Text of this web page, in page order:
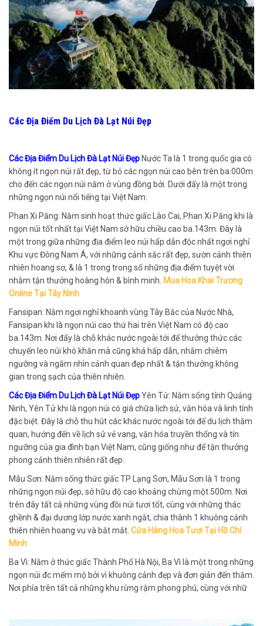
Các Địa Điểm Du Lịch Đà Lạt Núi Đẹp
Các Địa Điểm Du Lịch Đà Lạt Núi Đẹp Nước Ta là 1 trong quốc gia có
không ít ngọn núi rất đẹp, từ bỏ các ngọn núi cao bên trên ba.000m
cho đến các ngọn núi nằm ở vùng đồng bởi. Dưới đấy là một trong
những ngọn núi nổi tiếng tại Việt Nam:
Phan Xi Păng: Nằm sinh hoạt thức giấc Lào Cai, Phan Xi Păng khi là
ngọn núi tốt nhất tại Việt Nam sở hữu chiều cao ba.143m. Đây là
một trong giữa những địa điểm leo núi hấp dẫn độc nhất ngơi nghỉ
Khu vực Đông Nam Á, với những cảnh sắc rất đẹp, sườn cảnh thiên
nhiên hoang sơ, & là 1 trong trong số những địa điểm tuyệt vời
nhằm tận thưởng hoàng hôn & bình minh. Mua Hoa Khai Trương
Online Tại Tây Ninh
Fansipan: Nằm ngơi nghỉ khoanh vùng Tây Bắc của Nước Nhà,
Fansipan khi là ngọn núi cao thứ hai trên Việt Nam có độ cao
ba.143m. Nơi đấy là chỗ khác nước ngoài tới để thưởng thức các
chuyến leo núi khó khăn mà cũng khá hấp dẫn, nhằm chiêm
ngưỡng và ngắm nhìn cảnh quan đẹp nhất & tận thưởng không
gian trong sạch của thiên nhiên.
Các Địa Điểm Du Lịch Đà Lạt Núi ĐẹpYên Tử: Nằm sống tỉnh Quảng
Ninh, Yên Tử khi là ngọn núi có giá chữa lịch sử, văn hóa và linh tính
đặc biệt. Đây là chỗ thu hút các khác nước ngoài tới để du lịch thăm
quan, hướng đến về lịch sử vẻ vang, văn hóa truyền thống và tín
ngưỡng của gia đình bạn Việt Nam, cũng giống như để tận thưởng
phong cảnh thiên nhiên rất đẹp.
Mẫu Sơn: Nằm sống thức giấc TP Lạng Sơn, Mẫu Sơn là 1 trong
những ngọn núi đẹp, sở hữu độ cao khoảng chừng một.500m. Nơi
trên đây tất cả những vùng đồi núi tươi tốt, cùng với những thác
ghềnh & đại dương lớp nước xanh ngắt, chia thành 1 khuông cảnh
thiên nhiên hoang vu và bắt mắt. Cửa Hàng Hoa Tươi Tại Hồ Chí
Minh
Ba Vì: Nằm ở thức giấc Thành Phố Hà Nội, Ba Vì là một trong những
ngọn núi đc mếm mộ bởi vì khuông cảnh đẹp và đơn giản đến thăm.
Nơi phía trên tất cả những khu rừng rậm phong phú, cùng với nhữ